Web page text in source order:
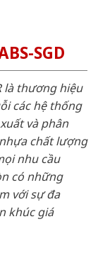
SGD
là thương hiệu
các hệ thống
và phân
chất lượng
nhu cầu
có những
với sự đa
khúc giá